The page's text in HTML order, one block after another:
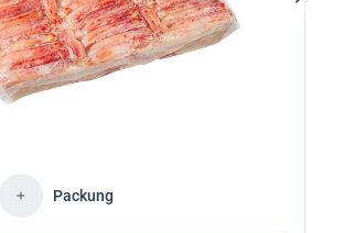
Anzahl: Gib den gewünschten
Packung